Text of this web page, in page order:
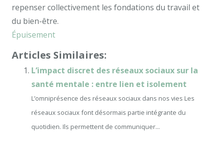
repenser collectivement les fondations du travail et
du bien-être.
Épuisement
Articles Similaires:
L’impact discret des réseaux sociaux sur la
santé mentale : entre lien et isolement
L’omniprésence des réseaux sociaux dans nos vies Les
réseaux sociaux font désormais partie intégrante du
quotidien. Ils permettent de communiquer...